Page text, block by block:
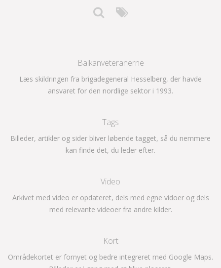
Balkanveteranerne
Læs skildringen fra brigadegeneral Hesselberg, der havde
ansvaret for den nordlige sektor i 1993.
Tags
Billeder, artikler og sider bliver løbende tagget, så du nemmere
kan finde det, du leder efter.
Video
Arkivet med video er opdateret, dels med egne vidoer og dels
med relevante videoer fra andre kilder.
Kort
Områdekortet er fornyet og bedre integreret med Google Maps.